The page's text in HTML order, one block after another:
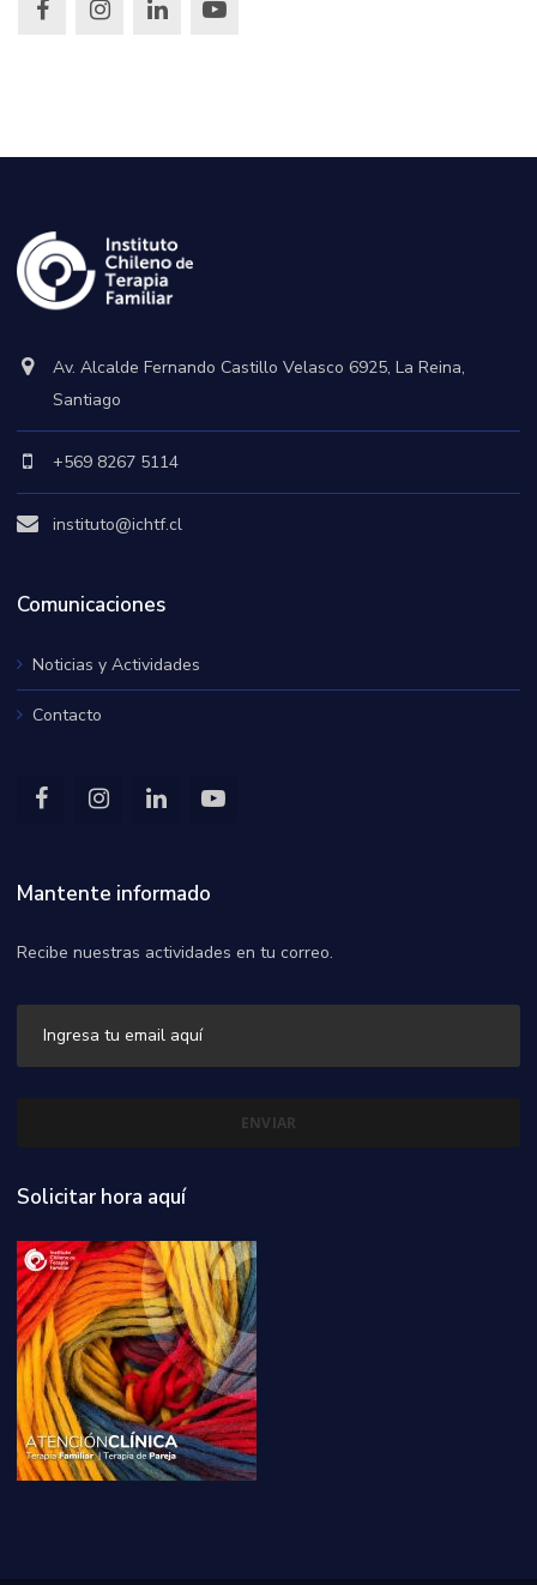
Av. Alcalde Fernando Castillo Velasco 6925, La Reina,
Santiago
+569 8267 5114
instituto@ichtf.cl
Comunicaciones
Noticias y Actividades
Contacto
Mantente informado
Recibe nuestras actividades en tu correo.
Solicitar hora aquí